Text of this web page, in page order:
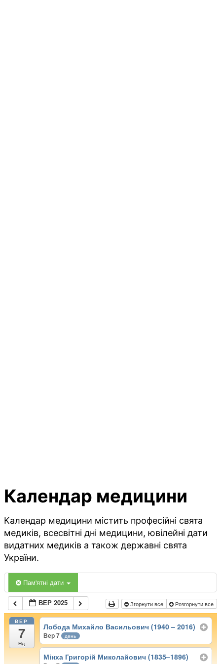
Календар медицини
Календар медицини містить професійні свята
медиків, всесвітні дні медицини, ювілейні дати
видатних медиків а також державні свята
України.
Пам'ятні дати
ВЕР 2025 Згорнути все Розгорнути все
ВЕР
7
Нд
Лобода Михайло Васильович (1940 – 2016)
Вер 7 день
Мінха Григорій Миколайович (1835–1896)